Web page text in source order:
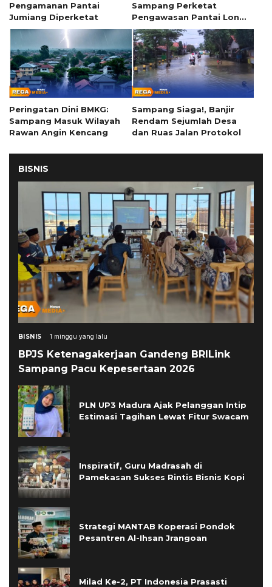
Pengamanan Pantai
Jumiang Diperketat
Sampang Perketat
Pengawasan Pantai Lon
Malang
Peringatan Dini BMKG:
Sampang Masuk Wilayah
Rawan Angin Kencang
Sampang Siaga!, Banjir
Rendam Sejumlah Desa
dan Ruas Jalan Protokol
BISNIS
BISNIS 1 minggu yang lalu
BPJS Ketenagakerjaan Gandeng BRILink
Sampang Pacu Kepesertaan 2026
PLN UP3 Madura Ajak Pelanggan Intip
Estimasi Tagihan Lewat Fitur Swacam
Inspiratif, Guru Madrasah di
Pamekasan Sukses Rintis Bisnis Kopi
Strategi MANTAB Koperasi Pondok
Pesantren Al-Ihsan Jrangoan
Milad Ke-2, PT Indonesia Prasasti